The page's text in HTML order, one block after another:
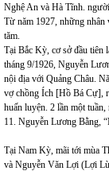
Nghệ An và Hà Tĩnh.
Từ năm 1927, những nhân
tăm.
Tại Bắc Kỳ, cơ sở đầu tiên
tháng 9/1926, Nguyễn
nội địa với Quảng Châu.
vợ chồng Ích [Hồ Bá Cự],
huấn luyện. 2 lần một
11. Nguyễn Lương Bằng,
Tại Nam Kỳ, mãi tới mùa
và Nguyễn Văn Lợi (Lợi